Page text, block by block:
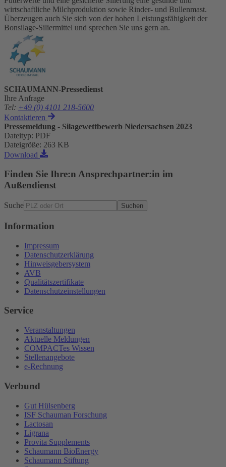
wirtschaftliche Milchproduktion sowie Rinder- und Bullenmast.
Überzeugen auch Sie sich von der hohen Leistungsfähigkeit der
Bonsilage-Siliermittel und sprechen Sie uns gern an.
SCHAUMANN-Pressedienst
Ihre Anfrage
Tel: +49 (0) 4101 218-5600
Kontaktieren
Pressemeldung - Silagewettbewerb Niedersachsen 2023
Dateityp: PDF
Dateigröße: 263 KB
Download
Finden Sie Ihre:n Ansprechpartner:in im
Außendienst
Suche Suchen
Information
Impressum
Datenschutzerklärung
Hinweisgebersystem
AVB
Qualitätszertifikate
Datenschutzeinstellungen
Service
Veranstaltungen
Aktuelle Meldungen
COMPACTes Wissen
Stellenangebote
e-Rechnung
Verbund
Gut Hülsenberg
ISF Schauman Forschung
Lactosan
Ligrana
Provita Supplements
Schaumann BioEnergy
Schaumann Stiftung